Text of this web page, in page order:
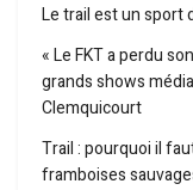
Le trail est un sport
« Le FKT a perdu
grands shows
Clemquicourt
Trail : pourquoi il
framboises